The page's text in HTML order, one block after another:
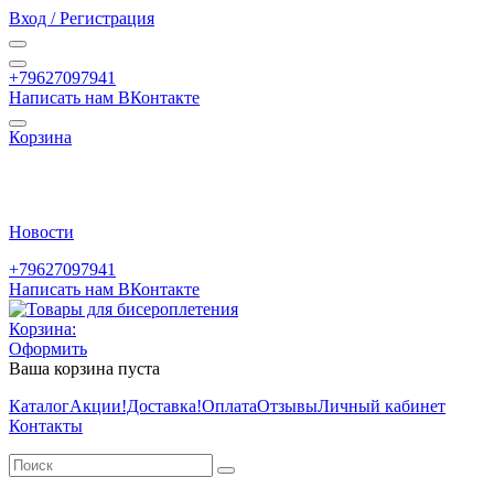
Вход / Регистрация
+79627097941
Написать нам ВКонтакте
Корзина
Новости
+79627097941
Написать нам ВКонтакте
Корзина:
Оформить
Ваша корзина пуста
КаталогАкции!Доставка!ОплатаОтзывыЛичный кабинет
Контакты